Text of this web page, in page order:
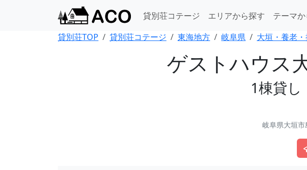
貸別荘コテージ エリアから探す テーマ
貸別荘TOP
貸別荘コテージ 東海地方 岐阜県 大垣・養老
ゲストハウス
1棟貸
岐阜県大垣